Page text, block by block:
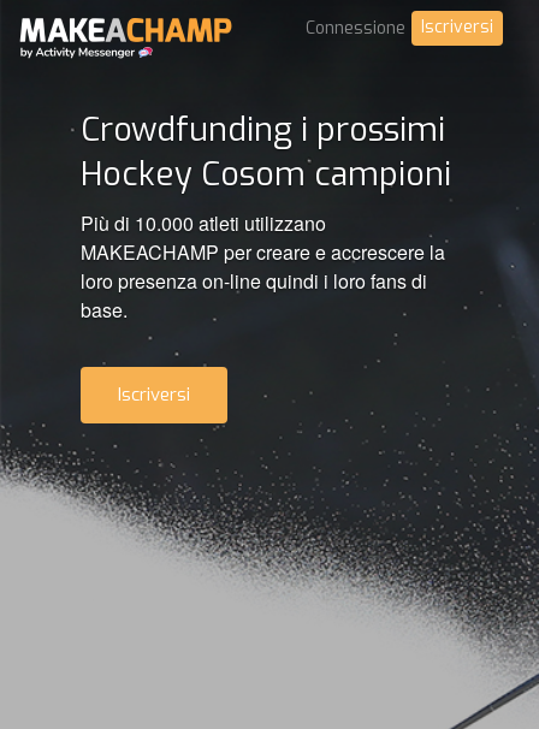
Connessione Iscriversi
Crowdfunding i prossimi
Hockey Cosom campioni
Più di 10.000 atleti utilizzano
MAKEACHAMP per creare e accrescere la
loro presenza on-line quindi i loro fans di
base.
Iscriversi